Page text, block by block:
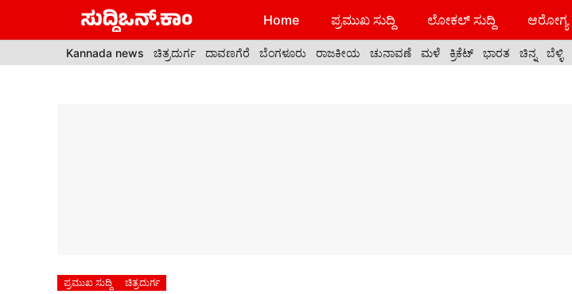
Home ಪ್ರಮುಖ ಸುದ್ದಿ ಲೋಕಲ್ ಸುದ್ದಿ ಆರೋಗ್ಯ
Kannada news ಚಿತ್ರದುರ್ಗ ದಾವಣಗೆರೆ ಬೆಂಗಳೂರು ರಾಜಕೀಯ ಚುನಾವಣೆ ಮಳೆ ಕ್ರಿಕೆಟ್ ಭಾರತ ಚಿನ್ನ ಬೆಳ್ಳಿ
ಪ್ರಮುಖ ಸುದ್ದಿ ಚಿತ್ರದುರ್ಗ